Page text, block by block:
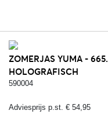
ZOMERJAS YUMA - 665.
HOLOGRAFISCH
590004
Adviesprijs p.st. € 54,95